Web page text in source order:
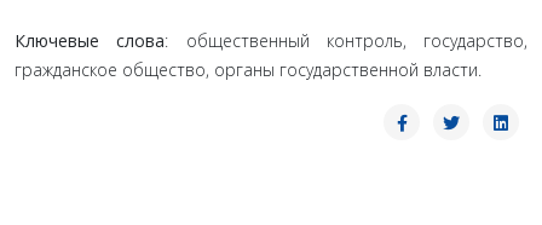
Ключевые слова: общественный контроль, государство,
гражданское общество, органы государственной власти.